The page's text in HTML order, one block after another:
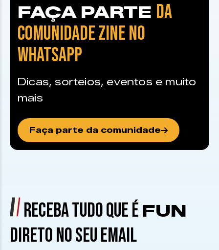
FAÇA PARTE DA
COMUNIDADE ZINE NO
WHATSAPP
Dicas, sorteios, eventos e muito
mais
Faça parte da comunidade
RECEBA TUDO QUE É FUN
DIRETO NO SEU EMAIL